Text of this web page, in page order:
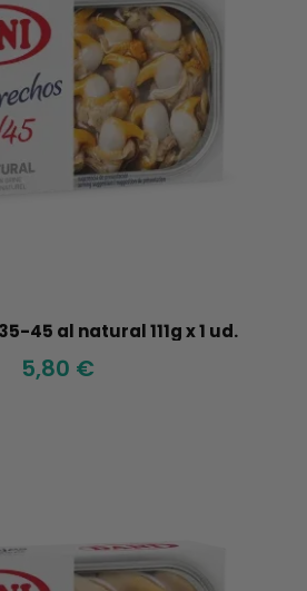
45 al natural 111g x 1 ud.
5,80 €